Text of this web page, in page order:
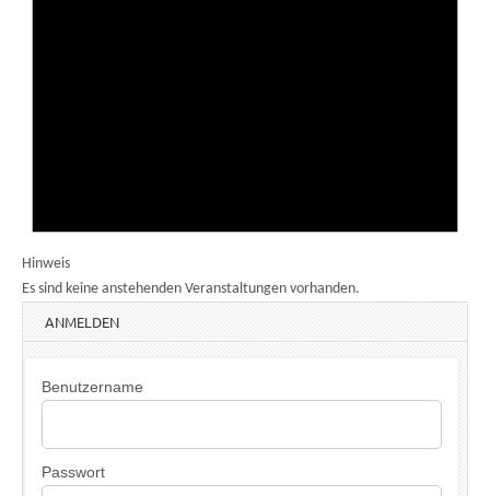
Hinweis
Es sind keine anstehenden Veranstaltungen vorhanden.
ANMELDEN
Benutzername
Passwort